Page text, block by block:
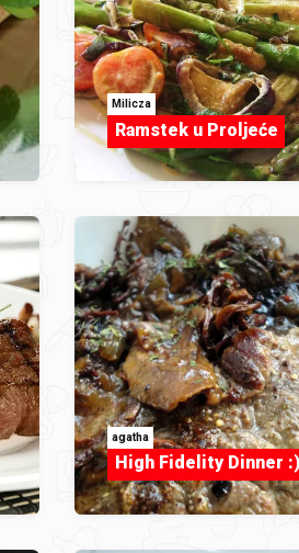
Milicza
Ramstek u Proljeće
agatha
High Fidelity Dinner :)